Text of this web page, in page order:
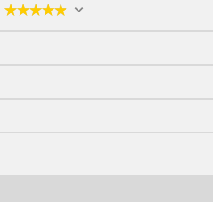
<1 %
<1 %